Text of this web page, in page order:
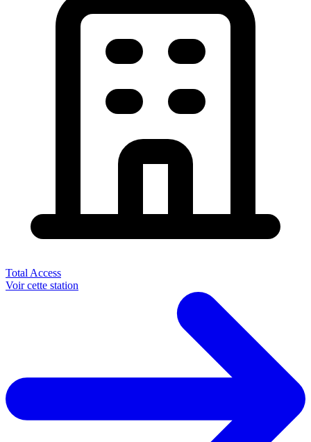
Total Access
Voir cette station